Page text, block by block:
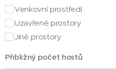
Venkovní prostředí
Uzavřené prostory
Jiné prostory
Přibližný počet hostů